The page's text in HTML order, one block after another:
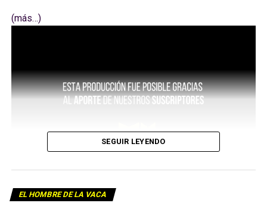
(más…)
SEGUIR LEYENDO
EL HOMBRE DE LA VACA